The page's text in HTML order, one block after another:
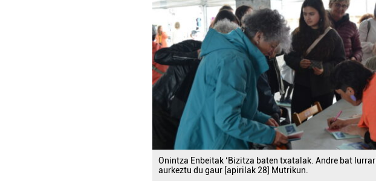
Onintza Enbeitak ‘Bizitza baten txatalak. Andre bat
aurkeztu du gaur [apirilak 28] Mutrikun.